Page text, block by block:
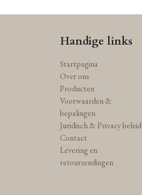
Handige links
Startpagina
Over ons
Producten
Voorwaarden &
bepalingen
Juridisch & Privacy beleid
Contact
Levering en
retourzendingen